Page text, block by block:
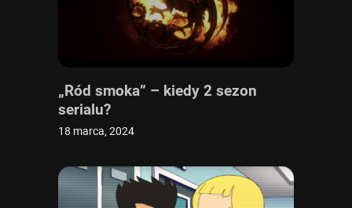
„Ród smoka” – kiedy 2 sezon
serialu?
18 marca, 2024